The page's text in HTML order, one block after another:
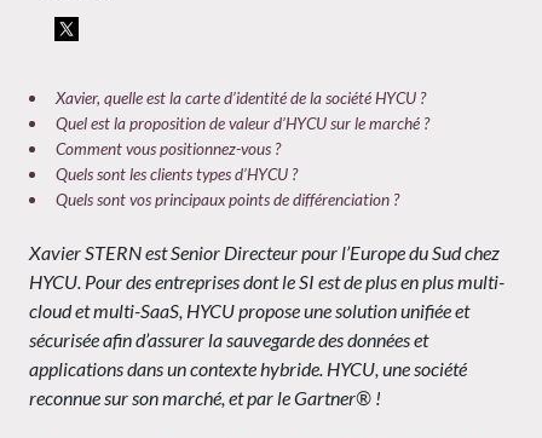
Xavier, quelle est la carte d’identité de la société HYCU ?
Quel est la proposition de valeur d’HYCU sur le marché ?
Comment vous positionnez-vous ?
Quels sont les clients types d’HYCU ?
Quels sont vos principaux points de différenciation ?
Xavier STERN est Senior Directeur pour l’Europe du Sud chez
HYCU. Pour des entreprises dont le SI est de plus en plus multi-
cloud et multi-SaaS, HYCU propose une solution unifiée et
sécurisée afin d’assurer la sauvegarde des données et
applications dans un contexte hybride. HYCU, une société
reconnue sur son marché, et par le Gartner® !